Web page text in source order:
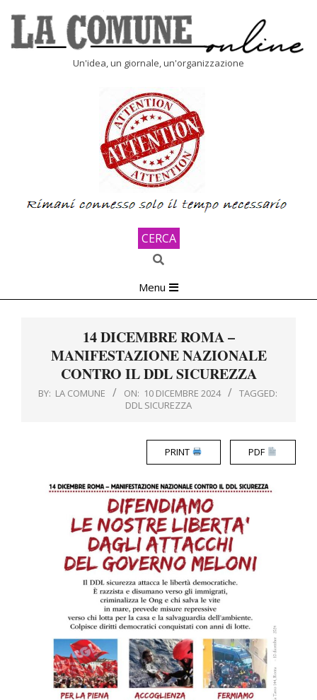
content
Un'idea, un giornale, un'organizzazione
CERCA
Search
Navigation
Menu
14 DICEMBRE ROMA –
MANIFESTAZIONE NAZIONALE
CONTRO IL DDL SICUREZZA
BY: LA COMUNE ON: 10 DICEMBRE 2024
TAGGED:
DDL SICUREZZA
PRINT PDF